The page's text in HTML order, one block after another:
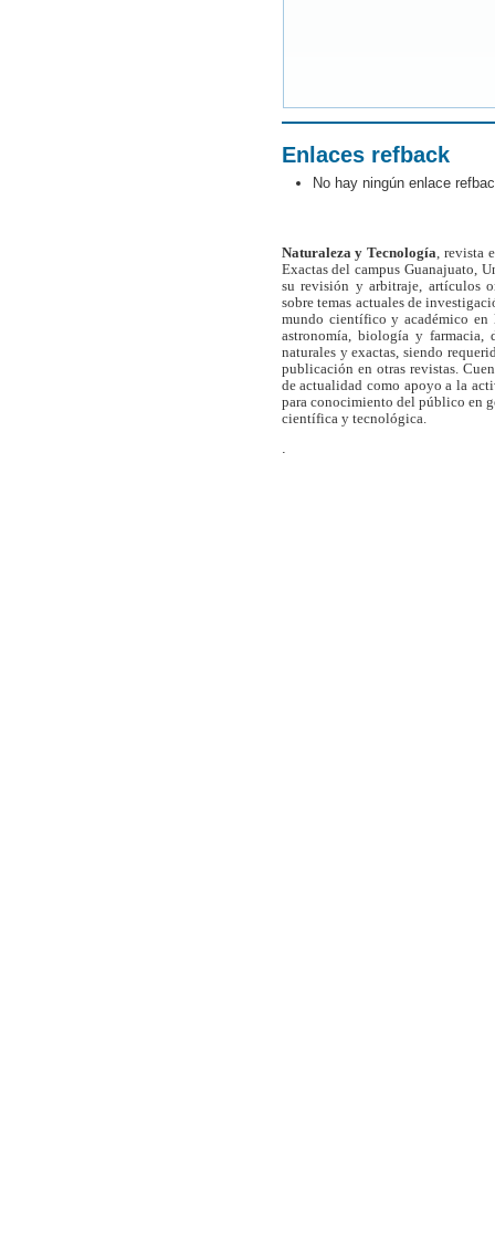
Enlaces refback
No hay ningún enlace
Naturaleza y Tecnología, revista
Exactas del campus Guanajuato,
su revisión y arbitraje, artículos
sobre temas actuales de
mundo científico y académico en
astronomía, biología y farmacia,
naturales y exactas, siendo
publicación en otras revistas.
de actualidad como apoyo a la
para conocimiento del público en
científica y tecnológica.
.